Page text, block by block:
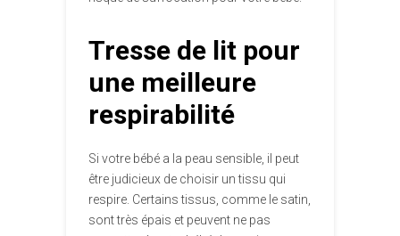
Tresse de lit pour
une meilleure
respirabilité
Si votre bébé a la peau sensible, il peut
être judicieux de choisir un tissu qui
respire. Certains tissus, comme le satin,
sont très épais et peuvent ne pas